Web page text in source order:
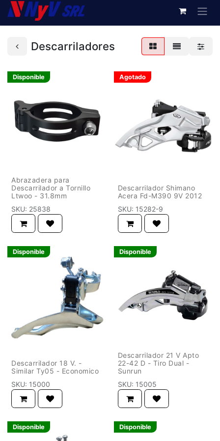
Descarriladores
Disponible
Abrazadera para
Descarrilador a Tornillo
Ltwoo - 31.8mm
SKU: 25838
Agotado
Descarrilador Shimano
Acera Fd-M390 9V 2012
SKU: 15282-9
Disponible
Descarrilador 18 V. -
Similar Ty05 - Economico
SKU: 15000
Disponible
Descarrilador 21 V Apto
22-42 D - Tiro Dual -
Sunrun
SKU: 15005
Disponible Disponible